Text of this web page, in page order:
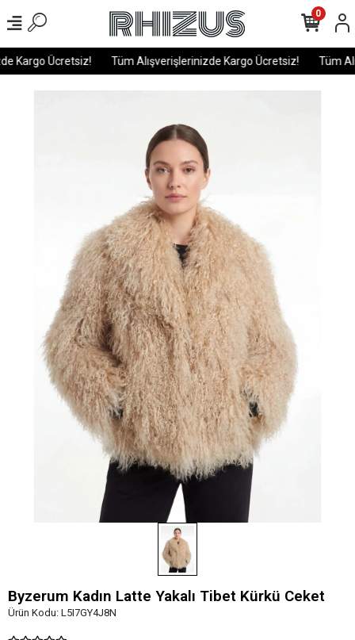
Kargo Ücretsiz! Tüm Alışverişlerinizde Kargo Ücretsiz! Tüm
0
Byzerum Kadın Latte Yakalı Tibet Kürkü Ceket
Ürün Kodu: L5I7GY4J8N